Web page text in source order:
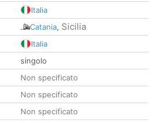
Italia
Catania, Sicilia
Italia
singolo
Non specificato
Non specificato
Non specificato